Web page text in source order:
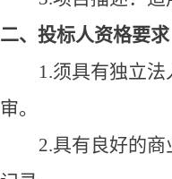
二、投标人资格要求
1.须具有独立
审。
2.具有良好的